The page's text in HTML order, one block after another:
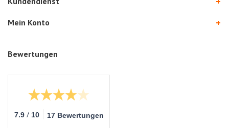
Mein Konto
Bewertungen
7.9 / 10 17 Bewertungen